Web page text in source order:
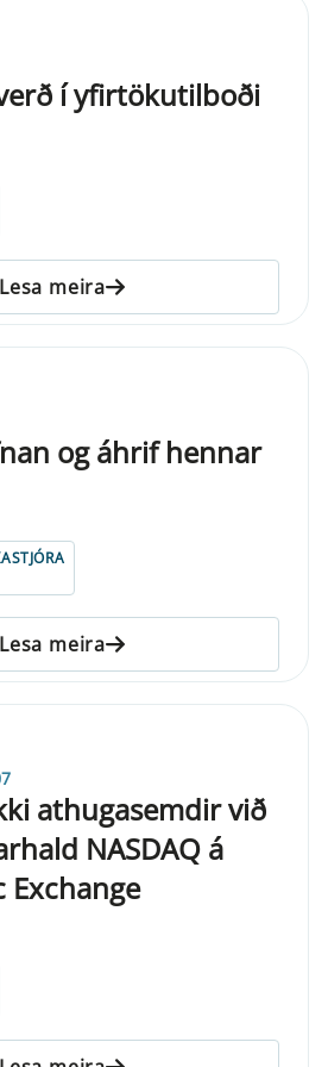
í yfirtökutilboði
Lesa meira
og áhrif hennar
Lesa meira
athugasemdir við
NASDAQ á
Exchange